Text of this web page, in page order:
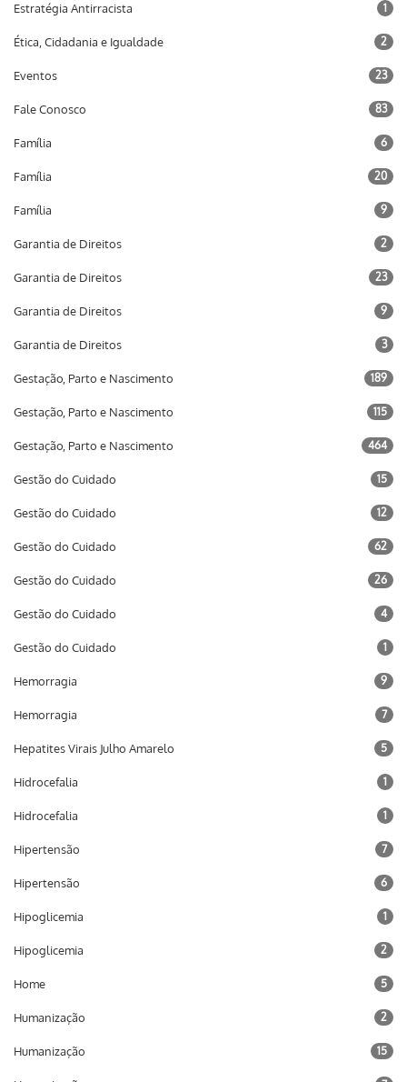
Estratégia Antirracista 1
Ética, Cidadania e Igualdade 2
Eventos 23
Fale Conosco 83
Família 6
Família 20
Família 9
Garantia de Direitos 2
Garantia de Direitos 23
Garantia de Direitos 9
Garantia de Direitos 3
Gestação, Parto e Nascimento 189
Gestação, Parto e Nascimento 115
Gestação, Parto e Nascimento 464
Gestão do Cuidado 15
Gestão do Cuidado 12
Gestão do Cuidado 62
Gestão do Cuidado 26
Gestão do Cuidado 4
Gestão do Cuidado 1
Hemorragia 9
Hemorragia 7
Hepatites Virais Julho Amarelo 5
Hidrocefalia 1
Hidrocefalia 1
Hipertensão 7
Hipertensão 6
Hipoglicemia 1
Hipoglicemia 2
Home 5
Humanização 2
Humanização 15